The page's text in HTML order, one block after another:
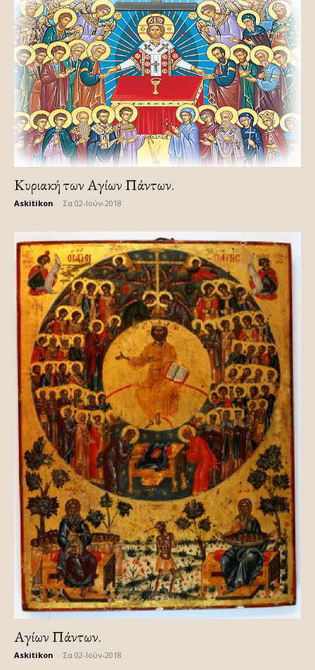
Κυριακή των Αγίων Πάντων.
Askitikon Σα 02-Ιούν-2018
Αγίων Πάντων.
Askitikon Σα 02-Ιούν-2018